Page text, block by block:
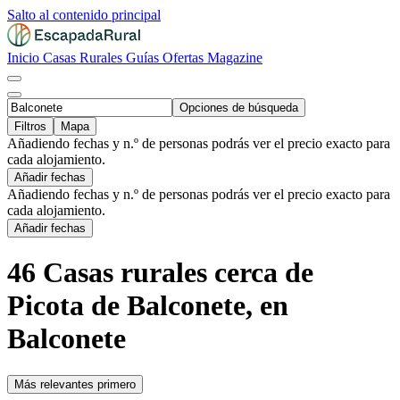
Salto al contenido principal
Inicio Casas Rurales Guías Ofertas Magazine
Opciones de búsqueda
Filtros
Mapa
Añadiendo fechas y n.º de personas podrás ver el precio exacto para
cada alojamiento.
Añadir fechas
Añadiendo fechas y n.º de personas podrás ver el precio exacto para
cada alojamiento.
Añadir fechas
46 Casas rurales cerca de
Picota de Balconete, en
Balconete
Más relevantes primero